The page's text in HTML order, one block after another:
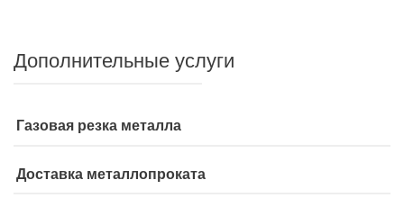
Дополнительные услуги
Газовая резка металла
Доставка металлопроката